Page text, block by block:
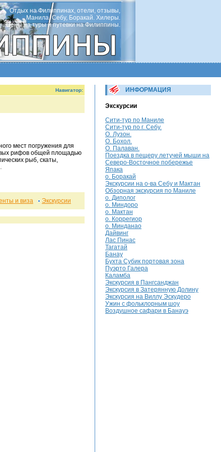
Отдых на Филиппинах, отели, отзывы,
Манила, Себу, Боракай. Хилеры.
Цены на туры и путевки на Филиппины.
Навигатор:
мест погружения для
рифов общей площадью
рыб, скаты,
и виза Экскурсии
ИНФОРМАЦИЯ
Экскурсии
Сити-тур по Маниле
Сити-тур по г. Себу.
О. Лузон.
О. Бохол.
О. Палаван.
Поездка в пещеру летучей мыши на
Северо-Восточное побережье
Япака
о. Боракай
Экскурсии на о-ва Себу и Мактан
Обзорная экскурсия по Маниле
о. Диполог
о. Миндоро
о. Мактан
о. Коррегиор
о. Минданао
Дайвинг
Лас Пинас
Тагатай
Банау
Бухта Субик портовая зона
Пуэрто Галера
Каламба
Экскурсия в Пангсанджан
Экскурсия в Затерянную Долину
Экскурсия на Виллу Эскудеро
Ужин с фольклорным шоу
Воздушное сафари в Банауэ